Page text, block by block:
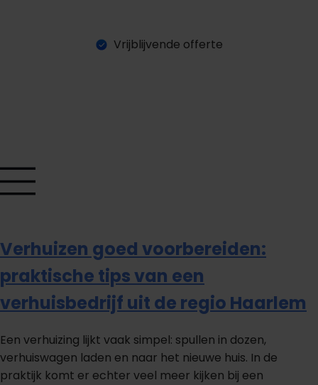
Vrijblijvende offerte
Verhuizen goed voorbereiden:
praktische tips van een
verhuisbedrijf uit de regio Haarlem
Een verhuizing lijkt vaak simpel: spullen in dozen,
verhuiswagen laden en naar het nieuwe huis. In de
praktijk komt er echter veel meer kijken bij een